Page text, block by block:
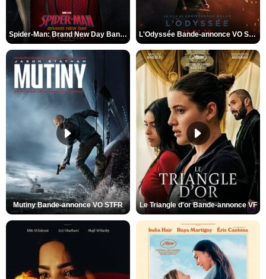
Spider-Man: Brand New Day Bande-annonce VO STFR L'Odyssée Bande-annonce VO STFR
Mutiny Bande-annonce VO STFR Le Triangle d'or Bande-annonce VF